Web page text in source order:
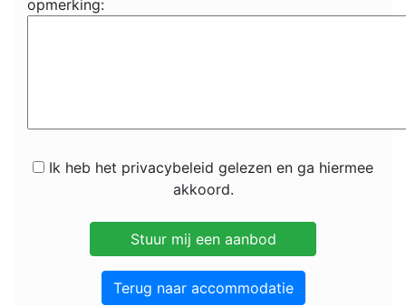
opmerking:
Ik heb het privacybeleid gelezen en ga hiermee
akkoord.
Terug naar accommodatie